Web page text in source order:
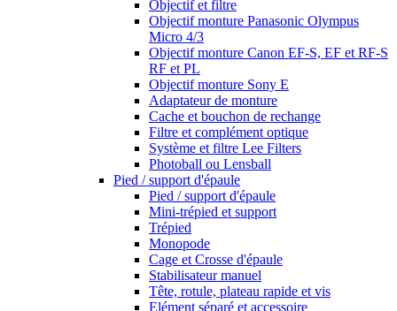
Objectif et filtre
Objectif monture Panasonic Olympus
Micro 4/3
Objectif monture Canon EF-S, EF et RF-S
RF et PL
Objectif monture Sony E
Adaptateur de monture
Cache et bouchon de rechange
Filtre et complément optique
Système et filtre Lee Filters
Photoball ou Lensball
Pied / support d'épaule
Pied / support d'épaule
Mini-trépied et support
Trépied
Monopode
Cage et Crosse d'épaule
Stabilisateur manuel
Tête, rotule, plateau rapide et vis
Elément séparé et accessoire